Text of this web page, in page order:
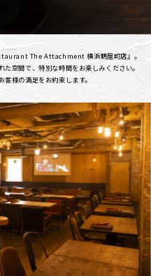
The Attachment 横浜鶴屋町店』。
空間で、特別な時間をお楽しみください。
様の満足をお約束します。